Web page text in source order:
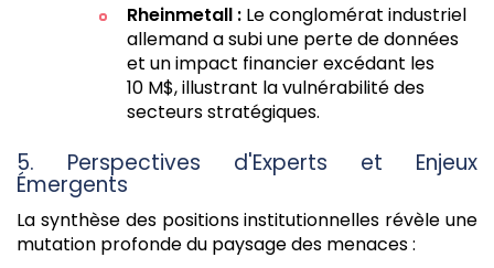
Rheinmetall : Le conglomérat industriel
allemand a subi une perte de données
et un impact financier excédant les
10 M$, illustrant la vulnérabilité des
secteurs stratégiques.
5. Perspectives d'Experts et Enjeux
Émergents
La synthèse des positions institutionnelles révèle une
mutation profonde du paysage des menaces :